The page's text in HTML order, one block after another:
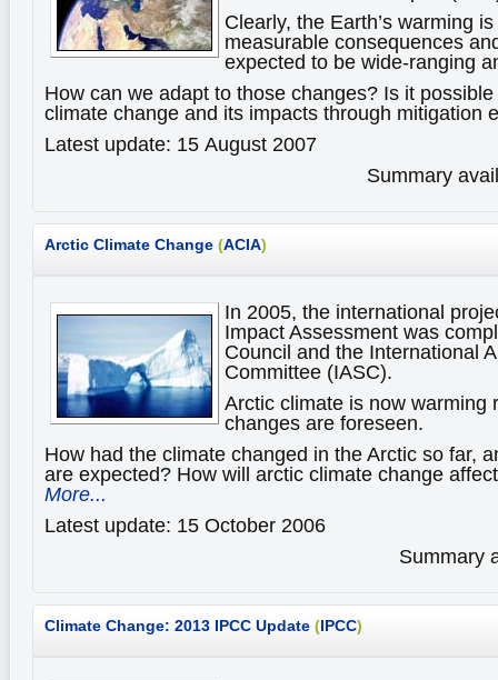
Clearly, the Earth’s warming
measurable consequences
expected to be wide-ranging
How can we adapt to those changes? Is it
climate change and its impacts through mitigation
Latest update: 15 August 2007
Summary
Arctic Climate Change (ACIA)
In 2005, the international
Impact Assessment was
Council and the International
Committee (IASC).
Arctic climate is now warming
changes are foreseen.
How had the climate changed in the Arctic so far,
are expected? How will arctic climate change
More...
Latest update: 15 October 2006
Summary
Climate Change: 2013 IPCC Update (IPCC)